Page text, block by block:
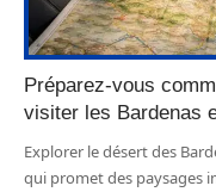
Préparez-vous
visiter les Bardenas
Explorer le désert des
qui promet des paysages